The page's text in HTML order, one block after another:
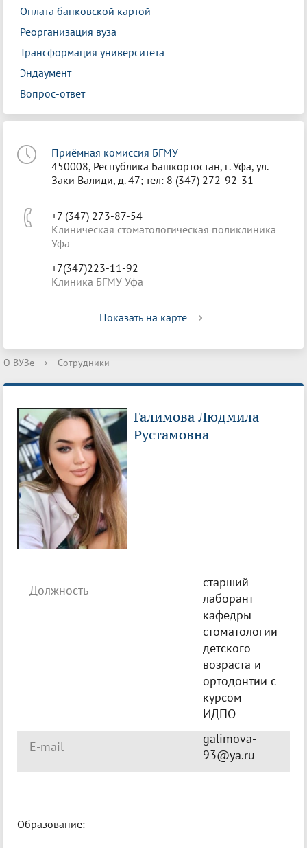
Оплата банковской картой
Реорганизация вуза
Трансформация университета
Эндаумент
Вопрос-ответ
Приёмная комиссия БГМУ
450008, Республика Башкортостан, г. Уфа, ул.
Заки Валиди, д. 47; тел: 8 (347) 272-92-31
+7 (347) 273-87-54
Клиническая стоматологическая поликлиника
Уфа
+7(347)223-11-92
Клиника БГМУ Уфа
Показать на карте
О ВУЗе › Сотрудники
Галимова Людмила
Рустамовна
Должность
старший
лаборант
кафедры
стоматологии
детского
возраста и
ортодонтии с
курсом
ИДПО
E-mail
galimova-
93@ya.ru
Образование: